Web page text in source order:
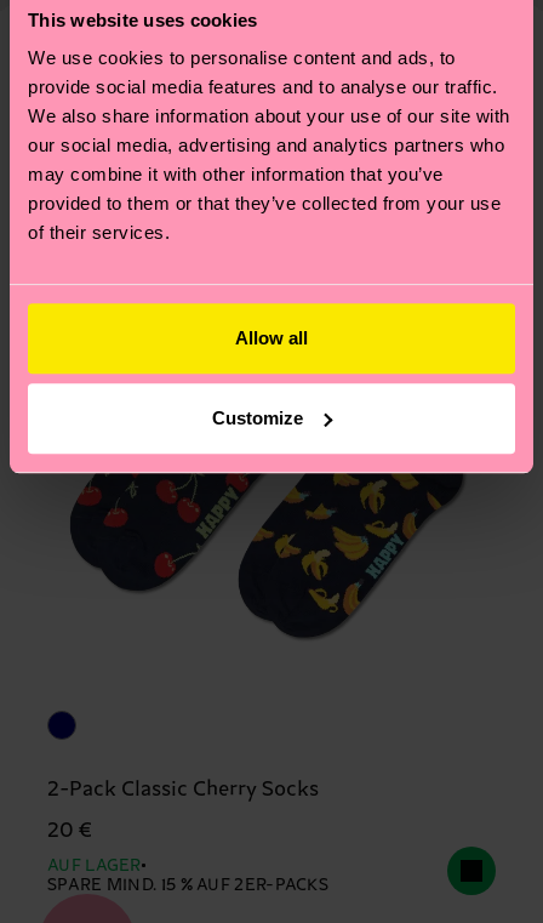
This website uses cookies
We use cookies to personalise content and ads, to
provide social media features and to analyse our traffic.
We also share information about your use of our site with
our social media, advertising and analytics partners who
may combine it with other information that you’ve
provided to them or that they’ve collected from your use
of their services.
Allow all
Customize
ARTIKEL 1:86% Organic cotton blend, 12%
Polyamide, 2% Elastane
ARTIKEL 2:86% Organic cotton blend, 12%
Polyamide, 2% Elastane
deine Bestellung versandt wurde. Bitte bedenke,
dass es sich hierbei um einen Richtwert handelt
und die genaue Lieferzeit von der lokalen Post in
deinem Land abhängt.
Du hast Fragen zu einer Retoure? In unserem
Hilfebereich im ArtikelRetourenfindest du die
2-Pack Classic Cherry Socks
20 €
AUF LAGER
SPARE MIND. 15 % AUF 2ER-PACKS